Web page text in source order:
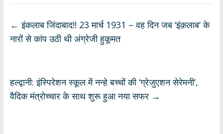
s
A
p
b
o
gr
a
e
dI
e
← इंकलाब जिंदाबाद!! 23 मार्च 1931 – वह दिन जब ‘इंक़लाब’ के
नारों से कांप उठी थी अंग्रेजी हुकूमत
हल्द्वानी: इंस्पिरेशन स्कूल में नन्हे बच्चों की ‘ग्रेजुएशन सेरेमनी’,
वैदिक मंत्रोच्चार के साथ शुरू हुआ नया सफर →